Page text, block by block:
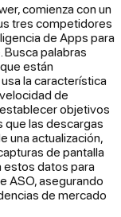
comienza con un
tres competidores
de Apps para
palabras
están
la característica
de
objetivos
que las descargas
una actualización,
de pantalla
estos datos para
ASO, asegurando
de mercado